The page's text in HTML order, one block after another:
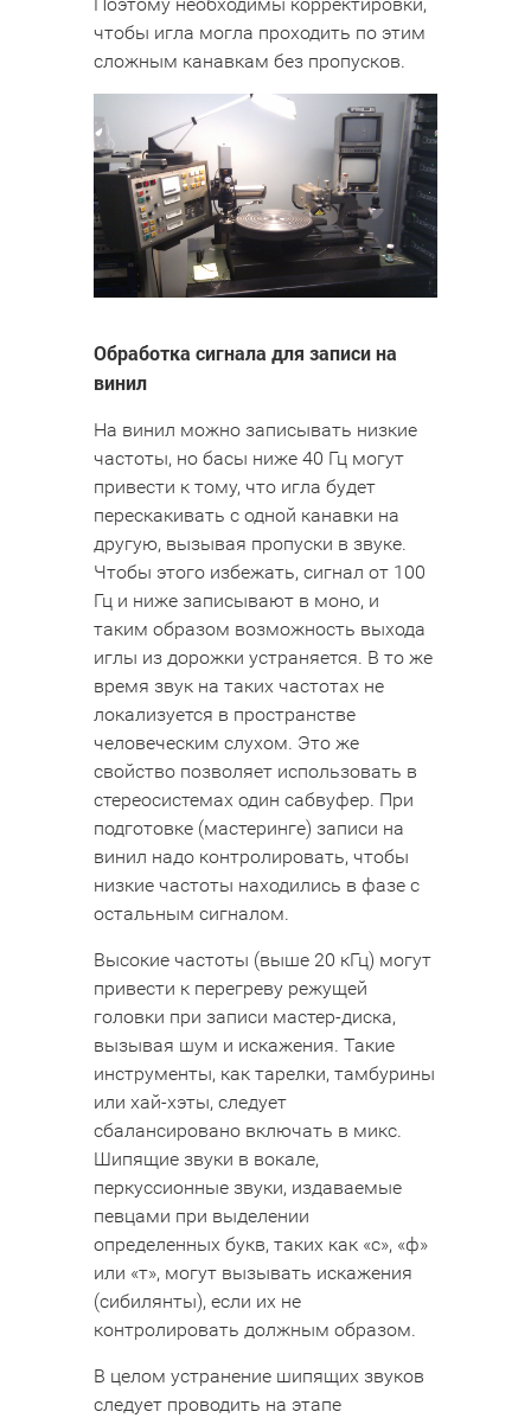
чтобы игла могла проходить по этим
сложным канавкам без пропусков.
Обработка сигнала для записи на
винил
На винил можно записывать низкие
частоты, но басы ниже 40 Гц могут
привести к тому, что игла будет
перескакивать с одной канавки на
другую, вызывая пропуски в звуке.
Чтобы этого избежать, сигнал от 100
Гц и ниже записывают в моно, и
таким образом возможность выхода
иглы из дорожки устраняется. В то же
время звук на таких частотах не
локализуется в пространстве
человеческим слухом. Это же
свойство позволяет использовать в
стереосистемах один сабвуфер. При
подготовке (мастеринге) записи на
винил надо контролировать, чтобы
низкие частоты находились в фазе с
остальным сигналом.
Высокие частоты (выше 20 кГц) могут
привести к перегреву режущей
головки при записи мастер-диска,
вызывая шум и искажения. Такие
инструменты, как тарелки, тамбурины
или хай-хэты, следует
сбалансировано включать в микс.
Шипящие звуки в вокале,
перкуссионные звуки, издаваемые
певцами при выделении
определенных букв, таких как «с», «ф»
или «т», могут вызывать искажения
(сибилянты), если их не
контролировать должным образом.
В целом устранение шипящих звуков
следует проводить на этапе